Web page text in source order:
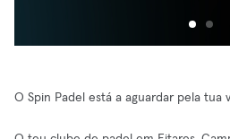
O Spin Padel está a aguardar pela tua